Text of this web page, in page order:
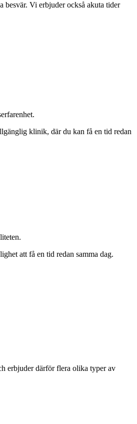
besvär. Vi erbjuder också akuta tider
klinik, där du kan få en tid redan
att få en tid redan samma dag.
erbjuder därför flera olika typer av